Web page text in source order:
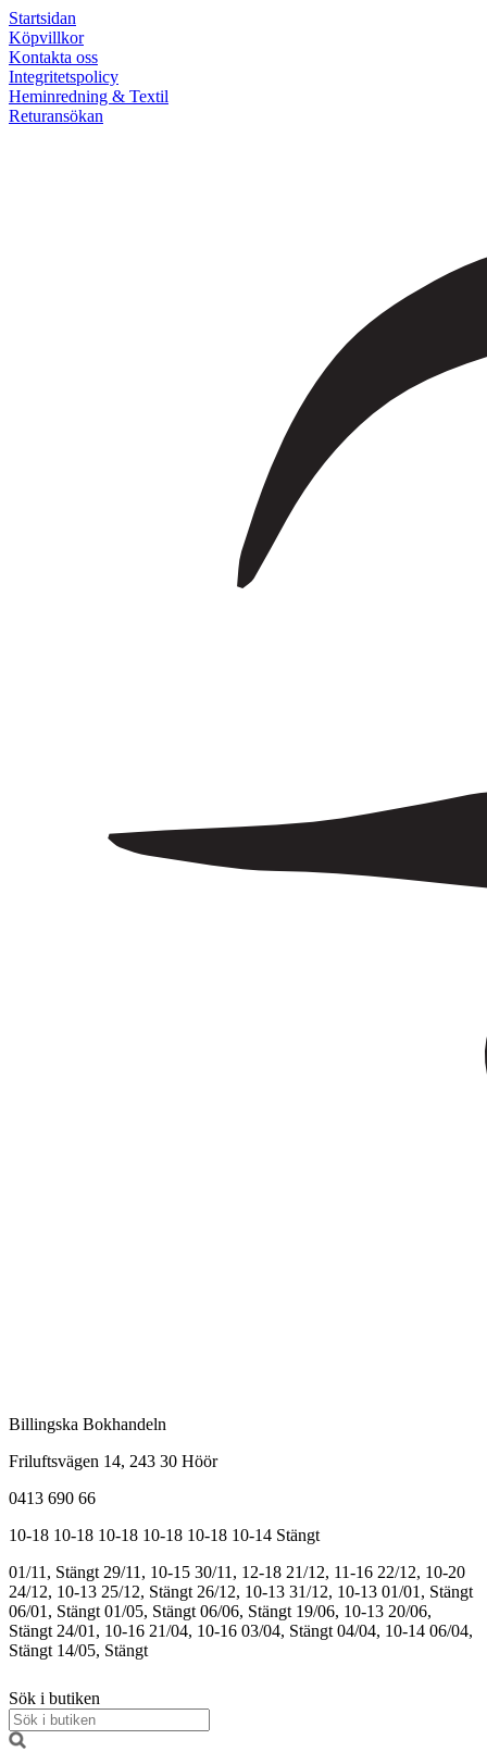
Startsidan
Köpvillkor
Kontakta oss
Integritetspolicy
Heminredning & Textil
Returansökan
Billingska Bokhandeln
Friluftsvägen 14, 243 30 Höör
0413 690 66
10-18 10-18 10-18 10-18 10-18 10-14 Stängt
01/11, Stängt 29/11, 10-15 30/11, 12-18 21/12, 11-16 22/12, 10-20
24/12, 10-13 25/12, Stängt 26/12, 10-13 31/12, 10-13 01/01, Stängt
06/01, Stängt 01/05, Stängt 06/06, Stängt 19/06, 10-13 20/06,
Stängt 24/01, 10-16 21/04, 10-16 03/04, Stängt 04/04, 10-14 06/04,
Stängt 14/05, Stängt
Sök i butiken